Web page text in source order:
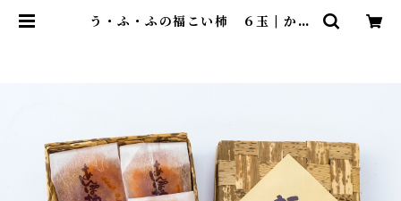
う・ふ・ふの福こい柿 ６玉 | かつ